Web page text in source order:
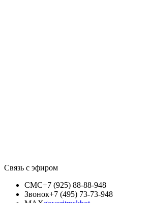
Связь с эфиром
СМС+7 (925) 88-88-948
Звонок+7 (495) 73-73-948